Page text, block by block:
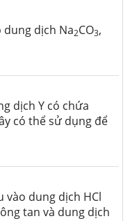
dung dịch Na2CO3,
dịch Y có chứa
có thể sử dụng để
vào dung dịch HCl
tan và dung dịch